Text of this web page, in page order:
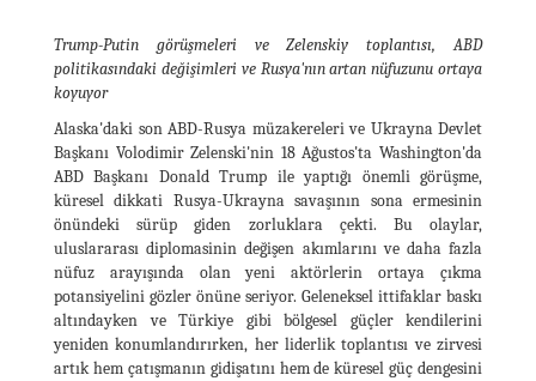
Trump-Putin görüşmeleri ve Zelenskiy toplantısı, ABD
politikasındaki değişimleri ve Rusya'nın artan nüfuzunu ortaya
koyuyor
Alaska'daki son ABD-Rusya müzakereleri ve Ukrayna Devlet
Başkanı Volodimir Zelenski'nin 18 Ağustos'ta Washington'da
ABD Başkanı Donald Trump ile yaptığı önemli görüşme,
küresel dikkati Rusya-Ukrayna savaşının sona ermesinin
önündeki sürüp giden zorluklara çekti. Bu olaylar,
uluslararası diplomasinin değişen akımlarını ve daha fazla
nüfuz arayışında olan yeni aktörlerin ortaya çıkma
potansiyelini gözler önüne seriyor. Geleneksel ittifaklar baskı
altındayken ve Türkiye gibi bölgesel güçler kendilerini
yeniden konumlandırırken, her liderlik toplantısı ve zirvesi
artık hem çatışmanın gidişatını hem de küresel güç dengesini